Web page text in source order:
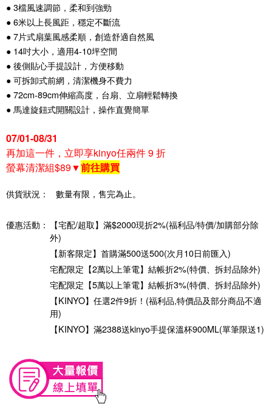
● 3檔風速調節，柔和到強勁
● 6米以上長風距，穩定不斷流
● 7片式扇葉風感柔順，創造舒適自然風
● 14吋大小，適用4-10坪空間
● 後側貼心手提設計，方便移動
● 可拆卸式前網，清潔機身不費力
● 72cm-89cm伸縮高度，台扇、立扇輕鬆轉換
● 馬達旋鈕式開關設計，操作直覺簡單
07/01-08/31
再加這一件，立即享kinyo任兩件 9 折
螢幕清潔組$89▼前往購買
供貨狀況： 數量有限，售完為止。
優惠活動：
【宅配/超取】滿$2000現折2%(福利品/特價/加購部分除
外)
【新客限定】首購滿500送500(次月10日前匯入)
宅配限定【2萬以上筆電】結帳折2%(特價、拆封品除外)
宅配限定【5萬以上筆電】結帳折3%(特價、拆封品除外)
【KINYO】任選2件9折！(福利品,特價品及部分商品不適
用)
【KINYO】滿2388送kinyo手提保溫杯900ML(單筆限送1)